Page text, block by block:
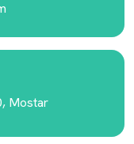
Mostar